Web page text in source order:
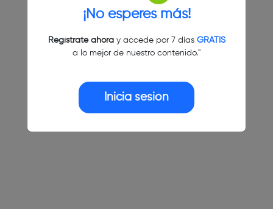
¡No esperes más!
Regístrate ahoray accede por 7 días GRATIS
a lo mejor de nuestro contenido."
Inicia sesión